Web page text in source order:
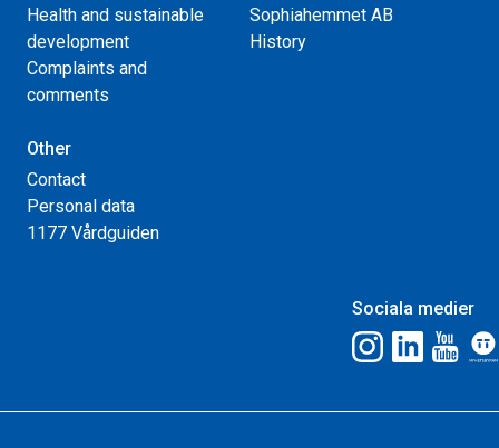
Health and sustainable
development
Complaints and
comments
Sophiahemmet AB
History
Other
Contact
Personal data
1177 Vårdguiden
Sociala medier